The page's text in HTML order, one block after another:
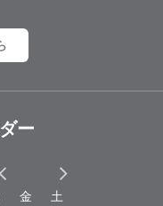
ー
金
土